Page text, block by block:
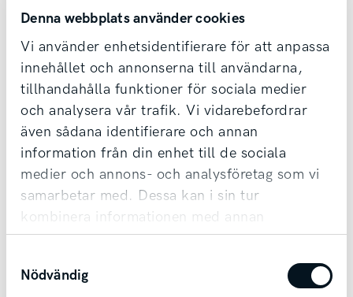
Denna webbplats använder cookies
Vi använder enhetsidentifierare för att anpassa
innehållet och annonserna till användarna,
tillhandahålla funktioner för sociala medier
och analysera vår trafik. Vi vidarebefordrar
även sådana identifierare och annan
information från din enhet till de sociala
medier och annons- och analysföretag som vi
samarbetar med. Dessa kan i sin tur
kombinera informationen med annan
information som du har tillhandahållit eller
som de har samlat in när du har använt deras
tjänster.
Nödvändig
Kontakta säljare redan idag!
Vi tar din bil i inbyte oavsett märke & ålder,
samt erbjuder förmånlig finansiering.
Möjlighet till transport finns vid affär.
Kontakta säljare